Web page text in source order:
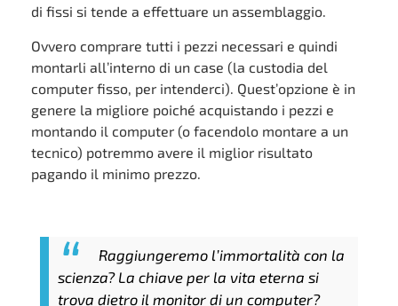
di fissi si tende a effettuare un assemblaggio.
Ovvero comprare tutti i pezzi necessari e quindi
montarli all’interno di un case (la custodia del
computer fisso, per intenderci). Quest’opzione è in
genere la migliore poiché acquistando i pezzi e
montando il computer (o facendolo montare a un
tecnico) potremmo avere il miglior risultato
pagando il minimo prezzo.
Raggiungeremo l’immortalità con la
scienza? La chiave per la vita eterna si
trova dietro il monitor di un computer?